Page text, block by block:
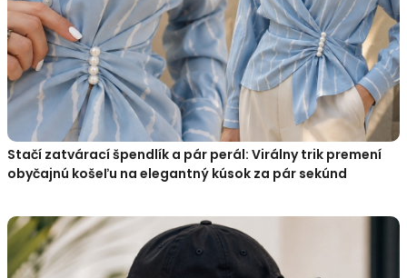
Stačí zatvárací špendlík a pár perál: Virálny trik premení
obyčajnú košeľu na elegantný kúsok za pár sekúnd